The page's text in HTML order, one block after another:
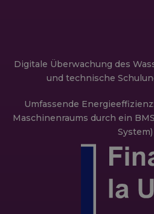
Digitale Überwachung des
und technische
Umfassende
Maschinenraums durch ein
System)